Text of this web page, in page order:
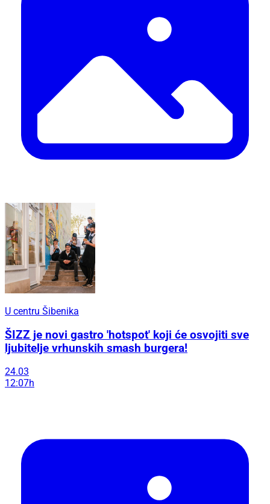
U centru Šibenika
ŠIZZ je novi gastro 'hotspot' koji će osvojiti sve
ljubitelje vrhunskih smash burgera!
24.03
12:07h